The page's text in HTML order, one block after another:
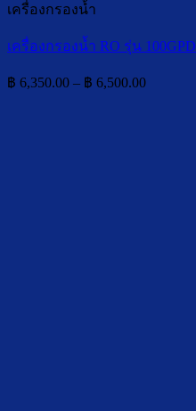
เครื่องกรองน้ำ
เครื่องกรองน้ำ RO รุ่น 100GPD
฿ 6,350.00 – ฿ 6,500.00Price